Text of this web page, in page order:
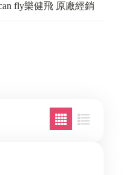
fly樂健飛 原廠經銷